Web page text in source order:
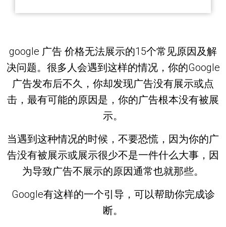
google 广告 价格无法展示的15个常见原因及解
决问题。很多人会遇到这样的情况，你的Google
广告发布后不久，你却发现广告没有展示或点
击，最有可能的原因是，你的广告根本没有被展
示。
当遇到这种情况的时候，不要恐慌，因为你的广
告没有被展示或展示很少不是一件什么大事，因
为导致广告不展示的原因通常也就那些。
Google有这样的一个引导，可以帮助你完成诊
断。